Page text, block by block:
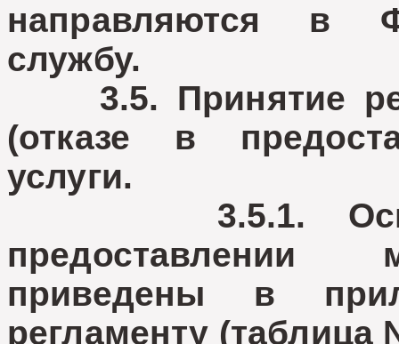
направляются в
службу.
3.5. Принятие
(отказе в
услуги.
3.5.1.
предоставлении
приведены в
регламенту (таблица